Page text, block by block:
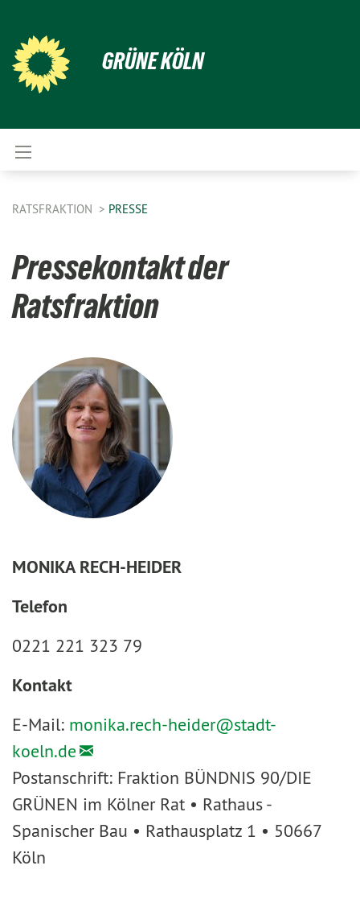
GRÜNE KÖLN
RATSFRAKTION PRESSE
Pressekontakt der
Ratsfraktion
MONIKA RECH-HEIDER
Telefon
0221 221 323 79
Kontakt
E-Mail: monika.rech-heider@stadt-
koeln.de
Postanschrift: Fraktion BÜNDNIS 90/DIE
GRÜNEN im Kölner Rat • Rathaus -
Spanischer Bau • Rathausplatz 1 • 50667
Köln